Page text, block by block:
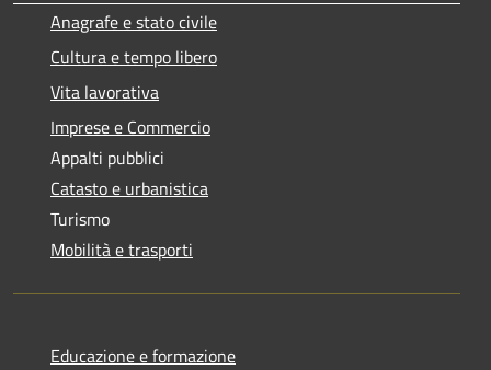
Anagrafe e stato civile
Cultura e tempo libero
Vita lavorativa
Imprese e Commercio
Appalti pubblici
Catasto e urbanistica
Turismo
Mobilità e trasporti
Educazione e formazione